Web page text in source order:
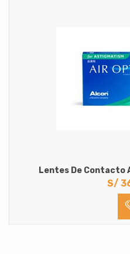
Lentes De Contacto
S/